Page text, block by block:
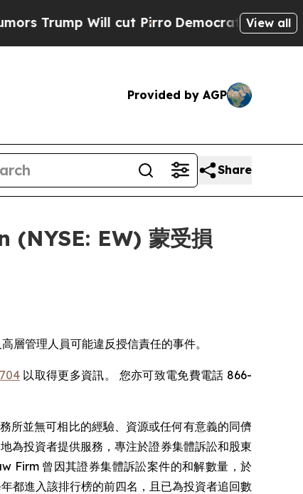
Will cut PirroDemocratic Socialists of
View all
Provided by AGP
Share
EW) 蒙受損
管理人員可能違反授信責任的事件。
以取得更多資訊。 您亦可致電免費電話 866-
所並無可相比的經驗、資源或任何有意義的同儕
為投資者提供服務，專注於證券集體訴訟和股東
Firm 曾因其證券集體訴訟案件的和解數量，於
都進入該排行榜的前四名，且已為投資者追回數